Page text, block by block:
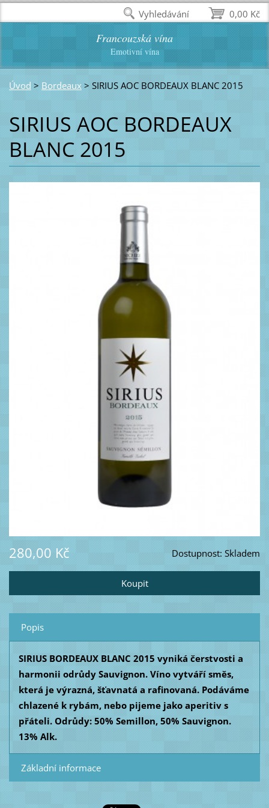
Francouzská vína
Emotivní vína
Úvod > Bordeaux > SIRIUS AOC BORDEAUX BLANC 2015
SIRIUS AOC BORDEAUX
BLANC 2015
Dostupnost: Skladem
280,00 Kč
Popis
SIRIUS BORDEAUX BLANC 2015 vyniká čerstvosti a
harmonii odrůdy Sauvignon. Víno vytváří směs,
která je výrazná, šťavnatá a rafinovaná. Podáváme
chlazené k rybám, nebo pijeme jako aperitiv s
přáteli. Odrůdy: 50% Semillon, 50% Sauvignon.
13% Alk.
Základní informace
0,00 Kč
Vyhledávání